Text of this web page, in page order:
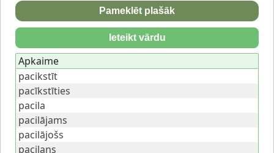
Pameklēt plašāk
Ieteikt vārdu
Apkaime
pacikstīt
pacīkstīties
pacila
pacilājams
pacilājošs
pacilans